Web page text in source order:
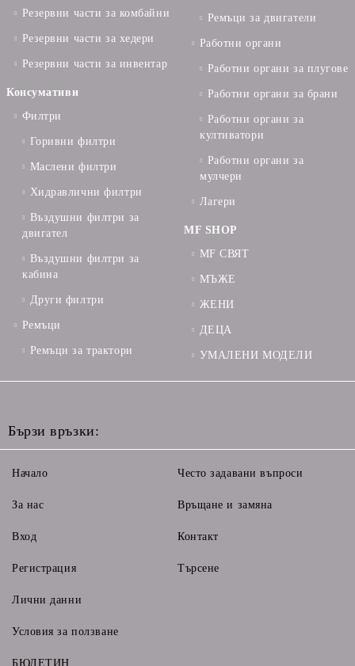
Резервни части за комбайни
Резервни части за хедери
Резервни части за инвентар
Консумативи
Филтри
Горивни филтри
Маслени филтри
Хидравлични филтри
Въздушни филтри за
двигател
Въздушни филтри за
кабина
Други филтри
Ремъци
Ремъци за трактори
Ремъци за двигатели
Работни органи
Работни органи за плугове
Работни органи за брани
Работни органи за
култиватори
Работни органи за
мулчери
Лагери
MF SHOP
MF СВЯТ
МЪЖЕ
ЖЕНИ
ДЕЦА
УМАЛЕНИ МОДЕЛИ
Бързи връзки:
Начало
За нас
Вход
Регистрация
Често задавани въпроси
Връщане и замяна
Контакт
Търсене
Лични данни
Условия за ползване
БЮЛЕТИН